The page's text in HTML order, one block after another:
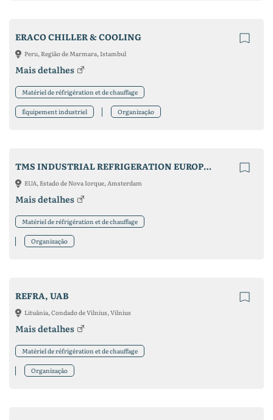
ERACO CHILLER & COOLING
Peru, Região de Marmara, Istambul
Mais detalhes
Matériel de réfrigération et de chauffage
Équipement industriel Organização
TMS INDUSTRIAL REFRIGERATION EUROPE B.V.
EUA, Estado de Nova Iorque, Amsterdam
Mais detalhes
Matériel de réfrigération et de chauffage
Organização
REFRA, UAB
Lituânia, Condado de Vilnius, Vilnius
Mais detalhes
Matériel de réfrigération et de chauffage
Organização